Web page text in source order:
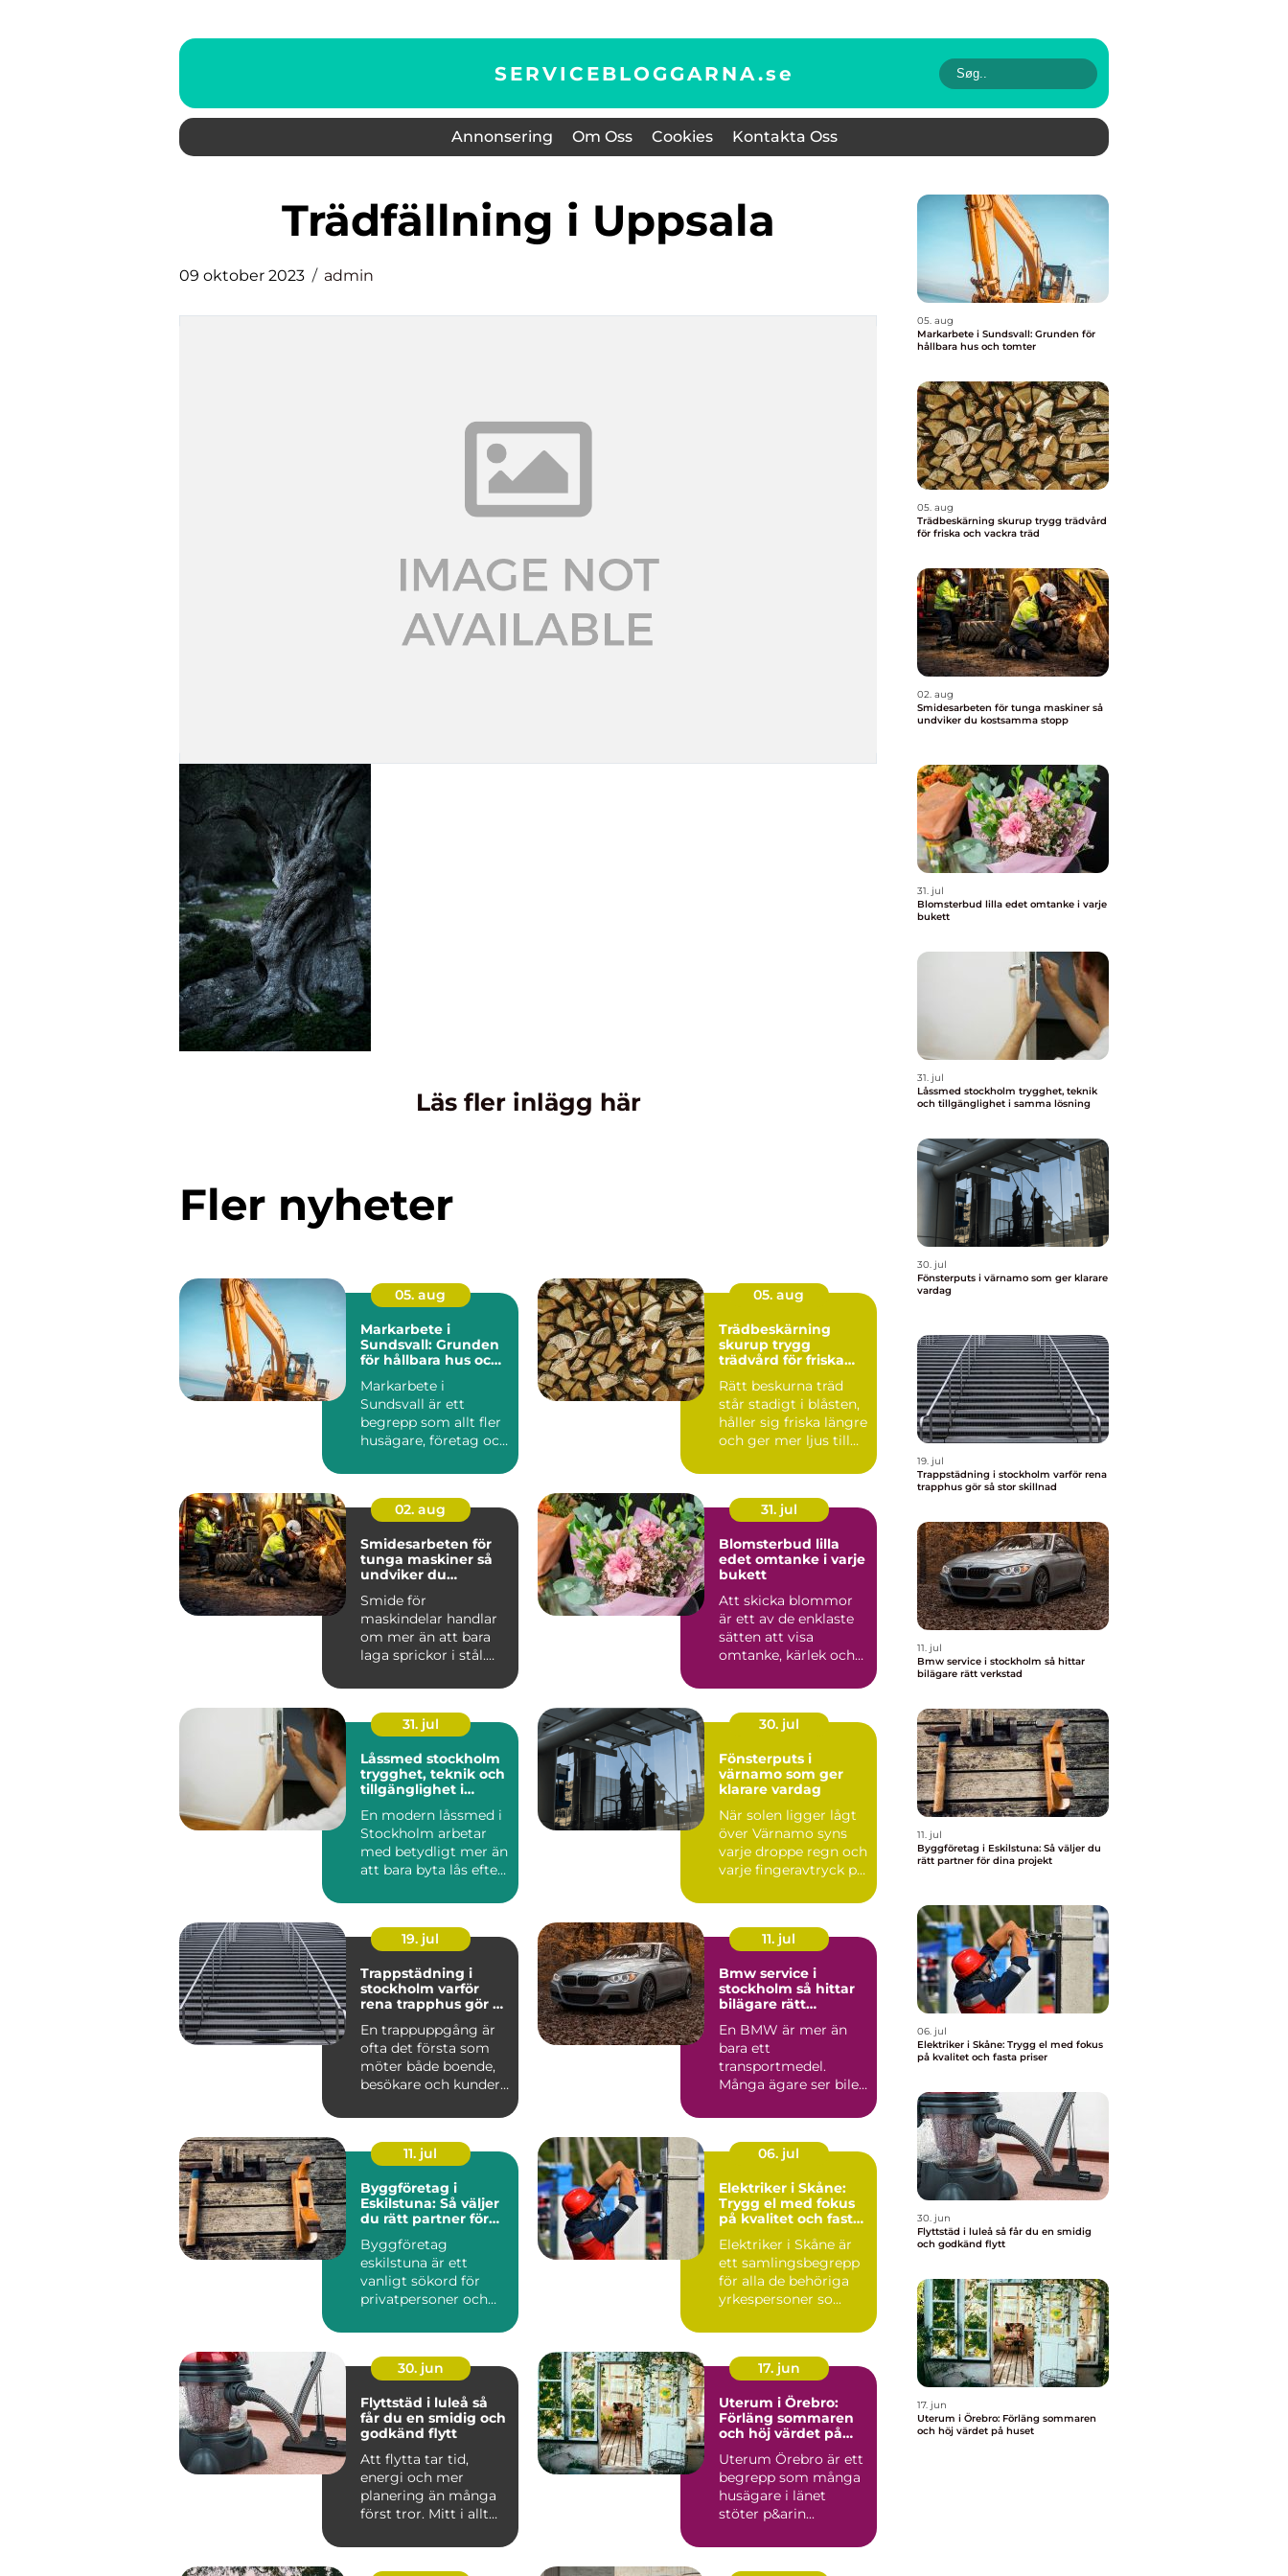
SERVICEBLOGGARNA.se
Annonsering Om Oss Cookies Kontakta Oss
trädfällning i Uppsala
09 oktober 2023 admin
Läs fler inlägg här
Fler nyheter
05. aug
Markarbete i
Sundsvall: Grunden
för hållbara hus och
Markarbete i
Sundsvall är ett
begrepp som allt fler
husägare, företag och
05. aug
Trädbeskärning
skurup trygg
trädvård för friska
Rätt beskurna träd
står stadigt i blåsten,
håller sig friska längre
och ger mer ljus till
02. aug
Smidesarbeten för
tunga maskiner så
undviker du
Smide för
maskindelar handlar
om mer än att bara
laga sprickor i stål.
bygg, entrep...
31. jul
Blomsterbud lilla
edet omtanke i varje
bukett
Att skicka blommor
är ett av de enklaste
sätten att visa
omtanke, kärlek och
kan ...
31. jul
Låssmed stockholm
trygghet, teknik och
tillgänglighet i
En modern låssmed i
Stockholm arbetar
med betydligt mer än
att bara byta lås efter
30. jul
Fönsterputs i
värnamo som ger
klarare vardag
När solen ligger lågt
över Värnamo syns
varje droppe regn och
varje fingeravtryck på
19. jul
Trappstädning i
stockholm varför
rena trapphus gör så
En trappuppgång är
ofta det första som
möter både boende,
besökare och kunder.
dammig...
11. jul
Bmw service i
stockholm så hittar
bilägare rätt
En BMW är mer än
bara ett
transportmedel.
Många ägare ser bilen
av teknik, komfor...
11. jul
Byggföretag i
Eskilstuna: Så väljer
du rätt partner för
Byggföretag
eskilstuna är ett
vanligt sökord för
privatpersoner och
06. jul
Elektriker i Skåne:
Trygg el med fokus
på kvalitet och fasta
Elektriker i Skåne är
ett samlingsbegrepp
för alla de behöriga
yrkespersoner so...
30. jun
Flyttstäd i luleå så
får du en smidig och
godkänd flytt
Att flytta tar tid,
energi och mer
planering än många
först tror. Mitt i allt
som...
17. jun
Uterum i Örebro:
Förläng sommaren
och höj värdet på
Uterum Örebro är ett
begrepp som många
husägare i länet
stöter p&arin...
05. aug
Markarbete i Sundsvall: Grunden för
hållbara hus och tomter
05. aug
Trädbeskärning skurup trygg trädvård
för friska och vackra träd
02. aug
Smidesarbeten för tunga maskiner så
undviker du kostsamma stopp
31. jul
Blomsterbud lilla edet omtanke i varje
bukett
31. jul
Låssmed stockholm trygghet, teknik
och tillgänglighet i samma lösning
30. jul
Fönsterputs i värnamo som ger klarare
vardag
19. jul
Trappstädning i stockholm varför rena
trapphus gör så stor skillnad
11. jul
Bmw service i stockholm så hittar
bilägare rätt verkstad
11. jul
Byggföretag i Eskilstuna: Så väljer du
rätt partner för dina projekt
06. jul
Elektriker i Skåne: Trygg el med fokus
på kvalitet och fasta priser
30. jun
Flyttstäd i luleå så får du en smidig
och godkänd flytt
17. jun
Uterum i Örebro: Förläng sommaren
och höj värdet på huset